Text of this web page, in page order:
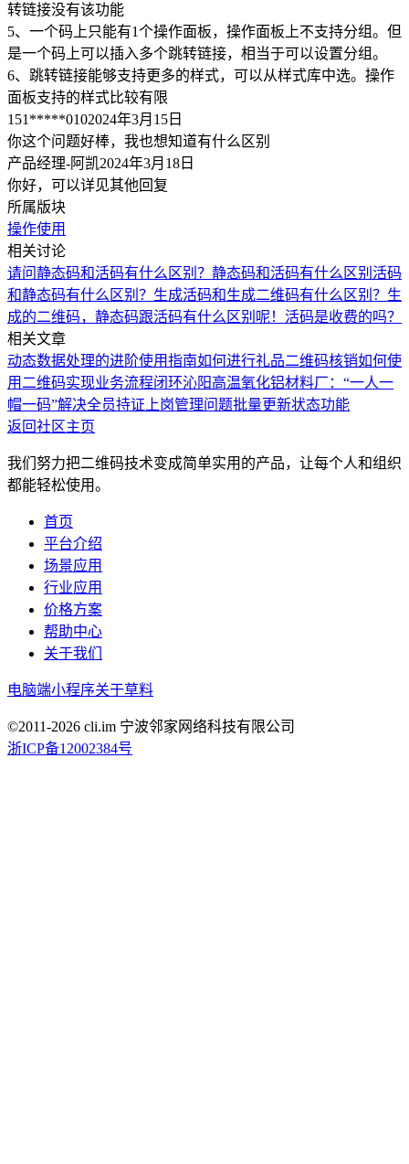
转链接没有该功能
5、一个码上只能有1个操作面板，操作面板上不支持分组。但
是一个码上可以插入多个跳转链接，相当于可以设置分组。
6、跳转链接能够支持更多的样式，可以从样式库中选。操作
面板支持的样式比较有限
151*****0102024年3月15日
你这个问题好棒，我也想知道有什么区别
产品经理-阿凯2024年3月18日
你好，可以详见其他回复
所属版块
操作使用
相关讨论
请问静态码和活码有什么区别？ 静态码和活码有什么区别 活码
和静态码有什么区别？ 生成活码和生成二维码有什么区别？ 生
成的二维码，静态码跟活码有什么区别呢！活码是收费的吗？
相关文章
动态数据处理的进阶使用指南如何进行礼品二维码核销如何使
用二维码实现业务流程闭环沁阳高温氧化铝材料厂：“一人一
帽一码”解决全员持证上岗管理问题批量更新状态功能
返回社区主页
我们努力把二维码技术变成简单实用的产品，让每个人和组织
都能轻松使用。
首页
平台介绍
场景应用
行业应用
价格方案
帮助中心
关于我们
电脑端小程序关于草料
©2011-2026 cli.im 宁波邻家网络科技有限公司
浙ICP备12002384号